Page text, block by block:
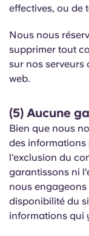
effectives, ou de
Nous nous
supprimer tout
sur nos serveurs
web.
(5) Aucune
Bien que nous
des informations
l'exclusion du
garantissons ni
nous
disponibilité du
informations qui